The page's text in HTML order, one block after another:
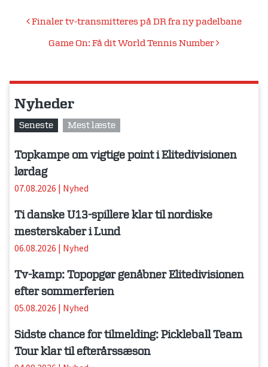
Indlægsnavigation
Finaler tv-transmitteres på DR fra ny padelbane
Game On: Få dit World Tennis Number
Nyheder
Seneste Mest læste
Topkampe om vigtige point i Elitedivisionen
lørdag
07.08.2026 | Nyhed
Ti danske U13-spillere klar til nordiske
mesterskaber i Lund
06.08.2026 | Nyhed
Tv-kamp: Topopgør genåbner Elitedivisionen
efter sommerferien
05.08.2026 | Nyhed
Sidste chance for tilmelding: Pickleball Team
Tour klar til efterårssæson